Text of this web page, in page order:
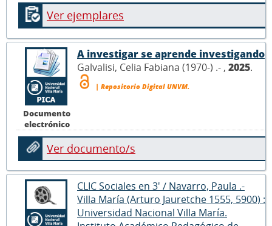
Ver ejemplares
Documento
electrónico
A investigar se aprende investigando
Galvalisi, Celia Fabiana (1970-) .- , 2025.
| Repositorio Digital UNVM.
Ver documento/s
CLIC Sociales en 3' / Navarro, Paula .-
Villa María (Arturo Jauretche 1555, 5900) :
Universidad Nacional Villa María.